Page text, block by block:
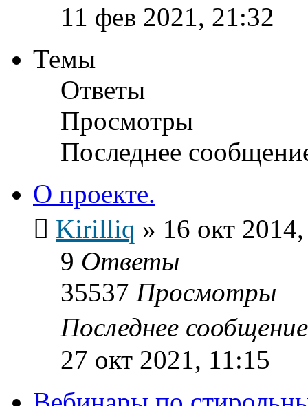
11 фев 2021, 21:32
Темы
Ответы
Просмотры
Последнее
О проекте.
Kirilliq » 16 окт
9 Ответы
35537 Просмотры
Последнее
27 окт 2021, 11:15